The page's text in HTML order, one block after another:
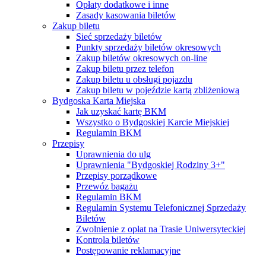
Opłaty dodatkowe i inne
Zasady kasowania biletów
Zakup biletu
Sieć sprzedaży biletów
Punkty sprzedaży biletów okresowych
Zakup biletów okresowych on-line
Zakup biletu przez telefon
Zakup biletu u obsługi pojazdu
Zakup biletu w pojeździe kartą zbliżeniową
Bydgoska Karta Miejska
Jak uzyskać kartę BKM
Wszystko o Bydgoskiej Karcie Miejskiej
Regulamin BKM
Przepisy
Uprawnienia do ulg
Uprawnienia "Bydgoskiej Rodziny 3+"
Przepisy porządkowe
Przewóz bagażu
Regulamin BKM
Regulamin Systemu Telefonicznej Sprzedaży
Biletów
Zwolnienie z opłat na Trasie Uniwersyteckiej
Kontrola biletów
Postępowanie reklamacyjne